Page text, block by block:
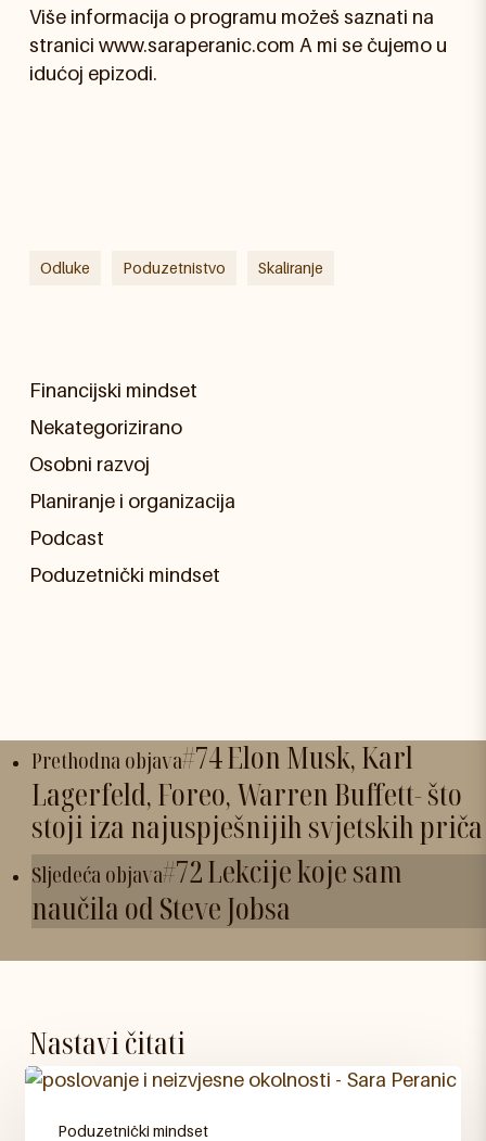
Više informacija o programu možeš saznati na
stranici www.saraperanic.com A mi se čujemo u
idućoj epizodi.
Odluke Poduzetnistvo Skaliranje
Financijski mindset
Nekategorizirano
Osobni razvoj
Planiranje i organizacija
Podcast
Poduzetnički mindset
Prethodna objava#74 Elon Musk, Karl
Lagerfeld, Foreo, Warren Buffett- što
stoji iza najuspješnijih svjetskih priča
Sljedeća objava#72 Lekcije koje sam
naučila od Steve Jobsa
Nastavi čitati
Poduzetnički mindset